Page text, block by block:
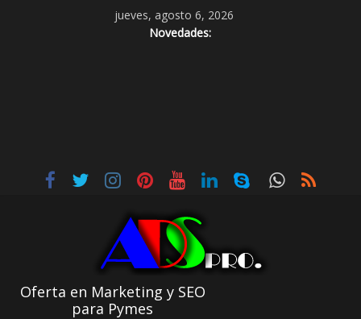
jueves, agosto 6, 2026
Novedades:
Oferta en Marketing y SEO
para Pymes